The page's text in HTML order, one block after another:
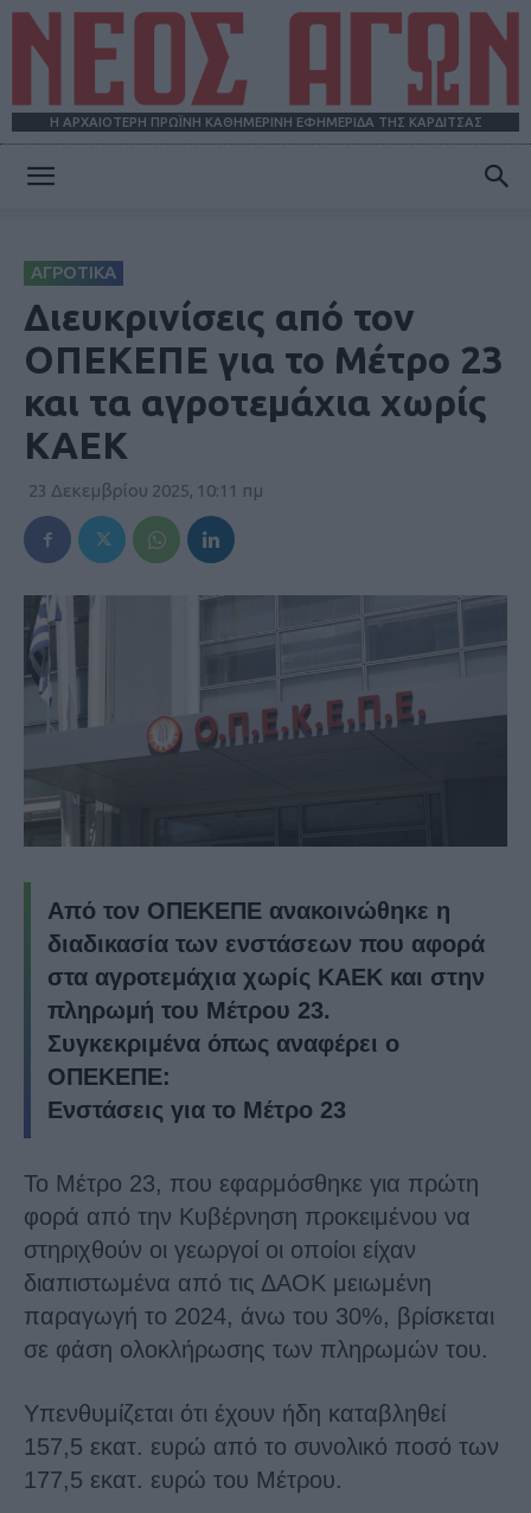
Η ΑΡΧΑΙΟΤΕΡΗ ΠΡΩΪΝΗ ΚΑΘΗΜΕΡΙΝΗ ΕΦΗΜΕΡΙΔΑ ΤΗΣ ΚΑΡΔΙΤΣΑΣ
ΑΓΡΟΤΙΚΑ
Διευκρινίσεις από τον
ΟΠΕΚΕΠΕ για το Μέτρο 23
και τα αγροτεμάχια χωρίς
ΚΑΕΚ
23 Δεκεμβρίου 2025, 10:11 πμ
Από τον ΟΠΕΚΕΠΕ ανακοινώθηκε η
διαδικασία των ενστάσεων που αφορά
στα αγροτεμάχια χωρίς ΚΑΕΚ και στην
πληρωμή του Μέτρου 23.
Συγκεκριμένα όπως αναφέρει ο
ΟΠΕΚΕΠΕ:
Ενστάσεις για το Μέτρο 23
Το Μέτρο 23, που εφαρμόσθηκε για πρώτη
φορά από την Κυβέρνηση προκειμένου να
στηριχθούν οι γεωργοί οι οποίοι είχαν
διαπιστωμένα από τις ΔΑΟΚ μειωμένη
παραγωγή το 2024, άνω του 30%, βρίσκεται
σε φάση ολοκλήρωσης των πληρωμών του.
Υπενθυμίζεται ότι έχουν ήδη καταβληθεί
157,5 εκατ. ευρώ από το συνολικό ποσό των
177,5 εκατ. ευρώ του Μέτρου.